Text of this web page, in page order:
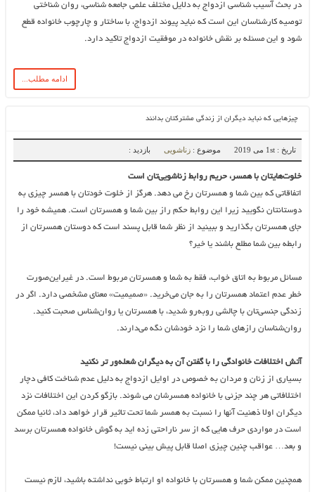
در بحث آسیب شناسی ازدواج به دلایل مختلف علمی جامعه شناسی، روان شناختی
توصیه کارشناسان این است که نباید پیوند ازدواج، با ساختار و چارچوب خانواده قطع
شود و این مسئله بر نقش خانواده در موفقیت ازدواج تاکید دارد.
ادامه مطلب...
چیزهایی که نباید دیگران از زندگی مشترکتان بدانند
تاریخ : 1st می 2019 موضوع : زناشویی بازدید :
خلوت‌هایتان با همسر، حریم روابط زناشویی‌تان است
اتفاقاتی که بین شما و همسرتان رخ می دهد. هرگز از خلوت خودتان با همسر چیزی به
دوستانتان نگویید زیرا این روابط حکم راز بین شما و همسرتان است. همیشه خود را
جای همسرتان بگذارید و ببینید از نظر شما قابل پسند است که دوستان همسرتان از
رابطه بین شما مطلع باشند یا خیر؟
مسائل مربوط به اتاق خواب، فقط به شما و همسرتان مربوط است. در غیراین‌صورت
خطر عدم اعتماد همسرتان را به جان می‌خرید. «صمیمیت» معنای مشخصی دارد. اگر در
زندگی جنسی‌تان با چالشی روبه‌رو شدید، با همسرتان یا روان‌شناس صحبت کنید.
روان‌شناسان رازهای شما را نزد خودشان نگه می‌دارند.
آتش اختلافات خانوادگی را با گفتن آن به دیگران شعله‌ور تر نکنید
بسیاری از زنان و مردان به خصوص در اوایل ازدواج به دلیل عدم شناخت کافی دچار
اختلافاتی هر چند جزئی با خانواده همسرشان می شوند. بازگو کردن این اختلافات نزد
دیگران اولا ذهنیت آنها را نسبت به همسر شما تحت تاثیر قرار خواهد داد، ثانیا ممکن
است در مواردی حرف هایی که از سر ناراحتی زده اید به گوش خانواده همسرتان برسد
و بعد… عواقب چنین چیزی اصلا قابل پیش بینی نیست!
همچنین ممکن شما و همسرتان با خانواده او ارتباط خوبی نداشته باشید، لازم نیست